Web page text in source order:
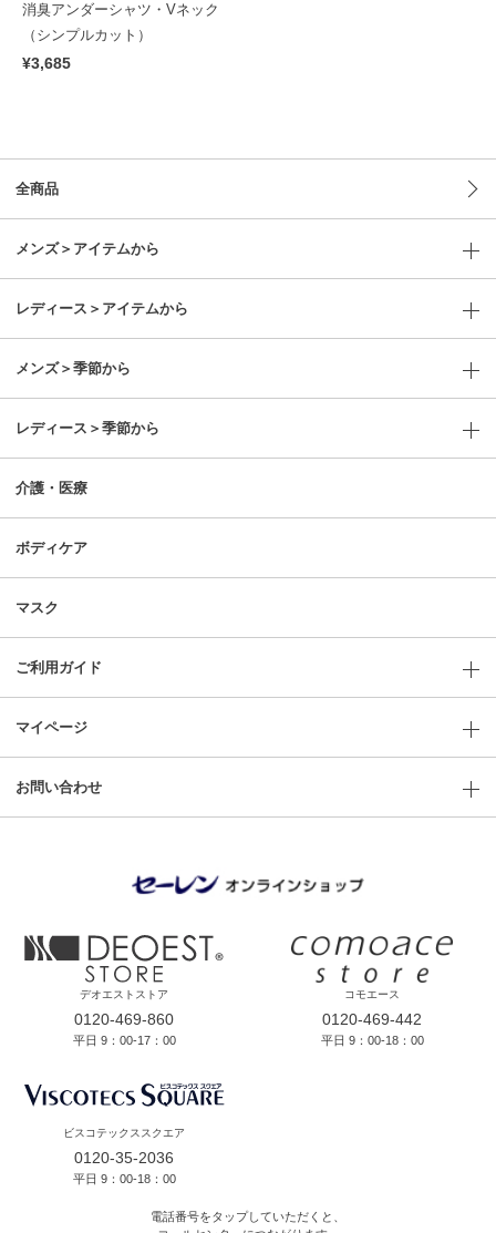
消臭アンダーシャツ・Vネック
（シンプルカット）
¥3,685
全商品
メンズ＞アイテムから
レディース＞アイテムから
メンズ＞季節から
レディース＞季節から
介護・医療
ボディケア
マスク
ご利用ガイド
マイページ
お問い合わせ
デオエストストア
0120-469-860
平日 9：00-17：00
コモエース
0120-469-442
平日 9：00-18：00
ビスコテックススクエア
0120-35-2036
平日 9：00-18：00
電話番号をタップしていただくと、